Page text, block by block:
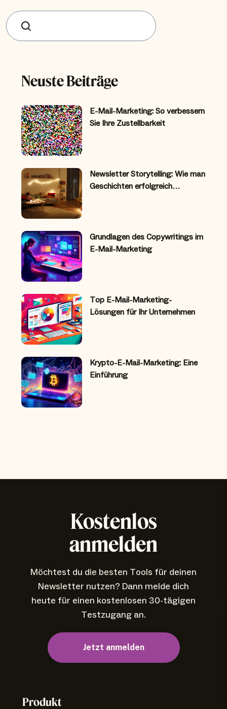
Suchen
Neuste Beiträge
E-Mail-Marketing: So verbessern
Sie Ihre Zustellbarkeit
Newsletter Storytelling: Wie man
Geschichten erfolgreich…
Grundlagen des Copywritings im
E-Mail-Marketing
Top E-Mail-Marketing-
Lösungen für Ihr Unternehmen
Krypto-E-Mail-Marketing: Eine
Einführung
Kostenlos
anmelden
Möchtest du die besten Tools für deinen
Newsletter nutzen? Dann melde dich
heute für einen kostenlosen 30-tägigen
Testzugang an.
Jetzt anmelden
Produkt